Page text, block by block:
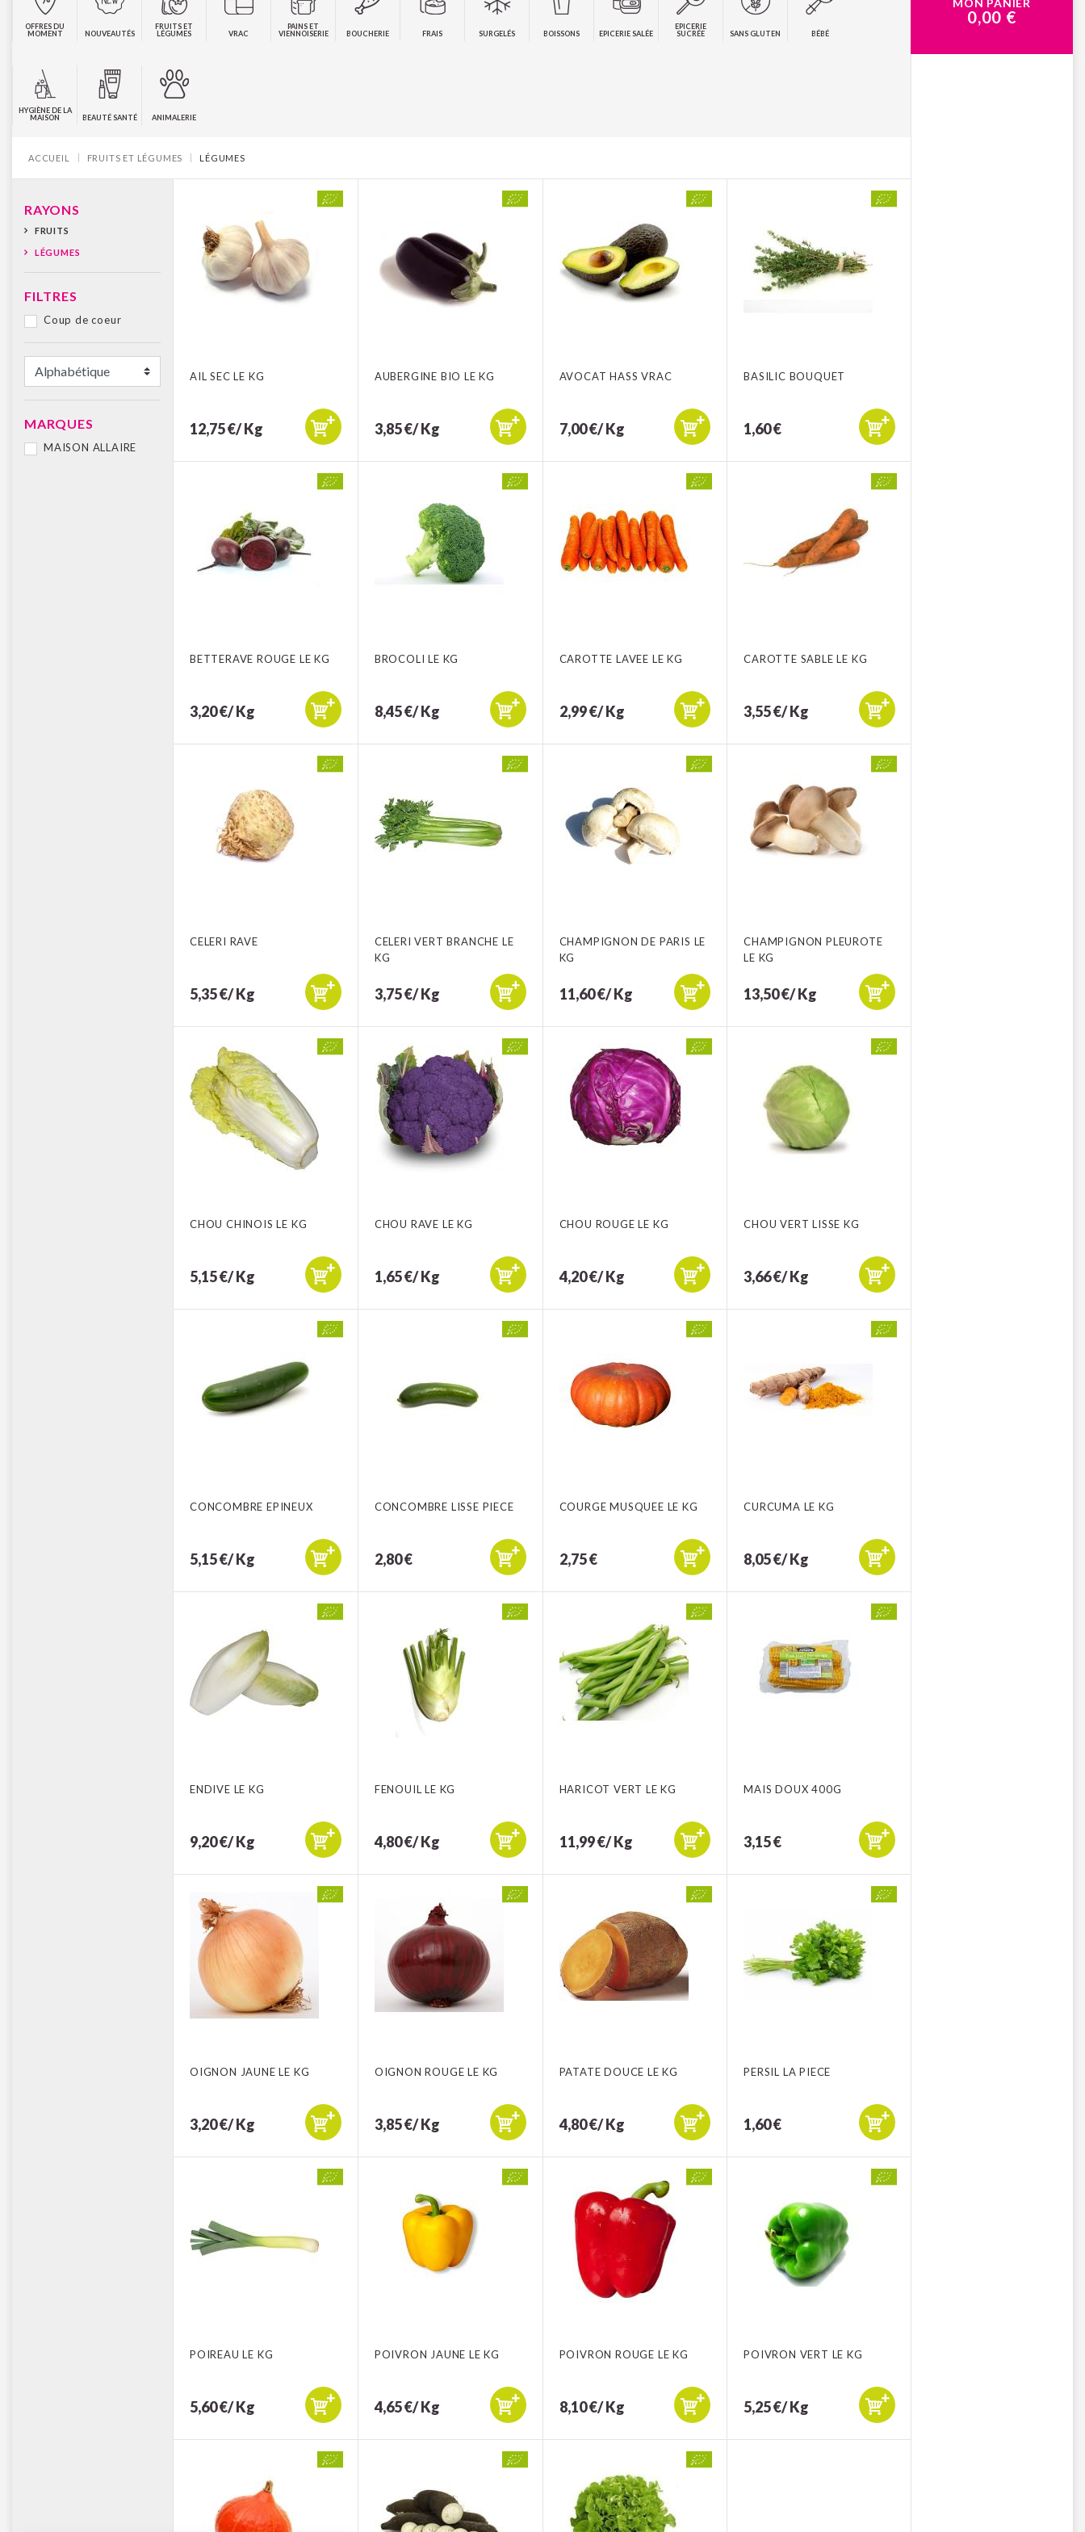
OFFRES DU
MOMENT
NOUVEAUTÉS
FRUITS ET
LÉGUMES
VRAC
PAINS ET
VIENNOISERIE
BOUCHERIE FRAIS SURGELÉS BOISSONS EPICERIE SALÉE
EPICERIE
SUCRÉE
SANS GLUTEN BÉBÉ
HYGIÈNE DE LA
MAISON
BEAUTÉ SANTÉ ANIMALERIE
ACCUEIL FRUITS ET LÉGUMES LÉGUMES
RAYONS
FRUITS
LÉGUMES
FILTRES
Coup de coeur
MARQUES
MAISON ALLAIRE
AIL SEC LE KG
12,75 €/ Kg
AUBERGINE BIO LE KG
3,85 €/ Kg
AVOCAT HASS VRAC
7,00 €/ Kg
BASILIC BOUQUET
1,60 €
BETTERAVE ROUGE LE KG
3,20 €/ Kg
BROCOLI LE KG
8,45 €/ Kg
CAROTTE LAVEE LE KG
2,99 €/ Kg
CAROTTE SABLE LE KG
3,55 €/ Kg
CELERI RAVE
5,35 €/ Kg
CELERI VERT BRANCHE LE
KG
3,75 €/ Kg
CHAMPIGNON DE PARIS LE
KG
11,60 €/ Kg
CHAMPIGNON PLEUROTE
LE KG
13,50 €/ Kg
CHOU CHINOIS LE KG
5,15 €/ Kg
CHOU RAVE LE KG
1,65 €/ Kg
CHOU ROUGE LE KG
4,20 €/ Kg
CHOU VERT LISSE KG
3,66 €/ Kg
CONCOMBRE EPINEUX
5,15 €/ Kg
CONCOMBRE LISSE PIECE
2,80 €
COURGE MUSQUEE LE KG
2,75 €
CURCUMA LE KG
8,05 €/ Kg
ENDIVE LE KG
9,20 €/ Kg
FENOUIL LE KG
4,80 €/ Kg
HARICOT VERT LE KG
11,99 €/ Kg
MAIS DOUX 400G
3,15 €
OIGNON JAUNE LE KG
3,20 €/ Kg
OIGNON ROUGE LE KG
3,85 €/ Kg
PATATE DOUCE LE KG
4,80 €/ Kg
PERSIL LA PIECE
1,60 €
POIREAU LE KG
5,60 €/ Kg
POIVRON JAUNE LE KG
4,65 €/ Kg
POIVRON ROUGE LE KG
8,10 €/ Kg
POIVRON VERT LE KG
5,25 €/ Kg
MON PANIER
0,00 €